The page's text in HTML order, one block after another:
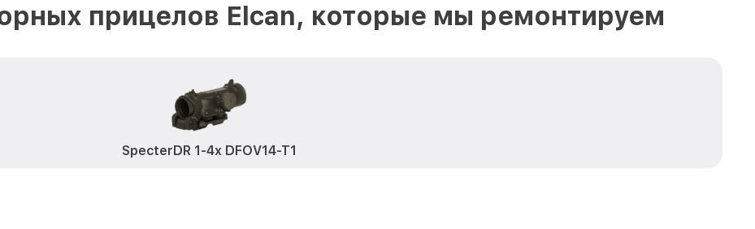
прицелов Elcan, которые мы ремонтируем
SpecterDR 1-4x DFOV14-T1